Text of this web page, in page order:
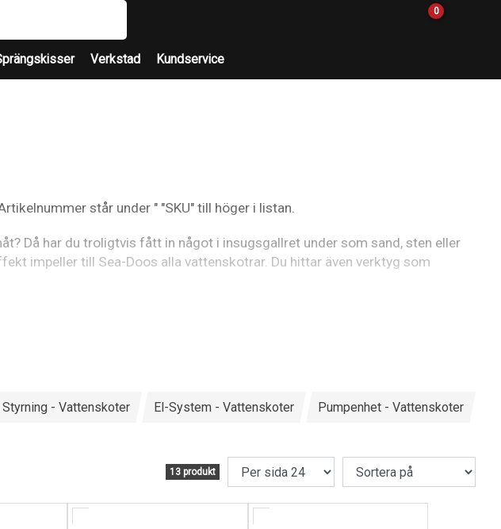
0
Verkstad Kundservice
står under " "SKU" till höger i listan.
Då har du troligtvis fått in något i insugsgallret under som sand, sten eller
impeller till Sea-Doos alla vattenskotrar. Du hittar även verktyg som
Styrning - Vattenskoter El-System - Vattenskoter Pumpenhet - Vattenskoter
13 produkt